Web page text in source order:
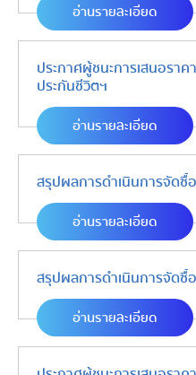
อ่านรายละเอียด
ประกาศผู้ชนะการเสนอรา
ประกันชีวิตฯ
อ่านรายละเอียด
สรุปผลการดำเนินการจัด
อ่านรายละเอียด
สรุปผลการดำเนินการจัดซื้
อ่านรายละเอียด